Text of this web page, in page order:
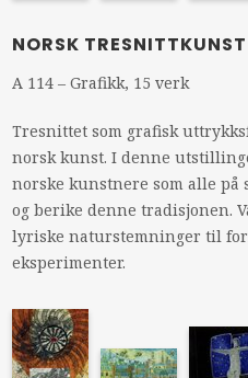
NORSK TRESNITTKUNST
A 114 – Grafikk, 15 verk
Tresnittet som grafisk
norsk kunst. I denne
norske kunstnere som alle på
og berike denne tradisjonen.
lyriske naturstemninger til
eksperimenter.